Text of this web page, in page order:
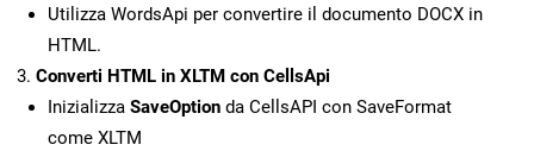
Utilizza WordsApi per convertire il documento DOCX in
HTML.
Converti HTML in XLTM con CellsApi
Inizializza SaveOption da CellsAPI con SaveFormat
come XLTM